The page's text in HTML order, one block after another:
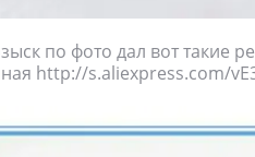
по фото дал вот такие
http://s.aliexpress.com/